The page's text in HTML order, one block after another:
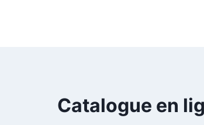
Catalogue en